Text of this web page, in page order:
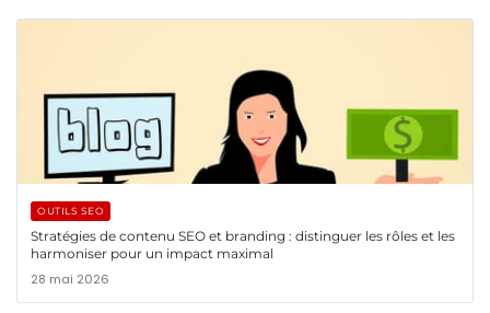
OUTILS SEO
Stratégies de contenu SEO et branding : distinguer les rôles et les
harmoniser pour un impact maximal
28 mai 2026